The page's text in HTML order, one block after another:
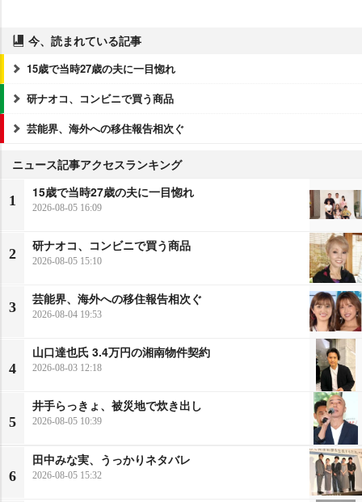
今、読まれている記事
15歳で当時27歳の夫に一目惚れ
研ナオコ、コンビニで買う商品
芸能界、海外への移住報告相次ぐ
ニュース記事アクセスランキング
1
15歳で当時27歳の夫に一目惚れ
2026-08-05 16:09
2
研ナオコ、コンビニで買う商品
2026-08-05 15:10
3
芸能界、海外への移住報告相次ぐ
2026-08-04 19:53
4
山口達也氏 3.4万円の湘南物件契約
2026-08-03 12:18
5
井手らっきょ、被災地で炊き出し
2026-08-05 10:39
6
田中みな実、うっかりネタバレ
2026-08-05 15:32